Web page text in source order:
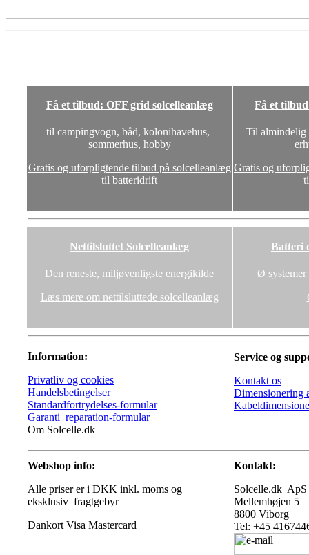
Få et tilbud: OFF grid solcelleanlæg
til campingvogn, båd, kolonihavehus,
sommerhus, hobby
Gratis og uforpligtende tilbud på solcelleanlæg
til batteridrift
Få et
Til almindelig
Gratis og
Nettilsluttet Solcelleanlæg
Den reneste, miljøvenligste energikilde
Læs mere om nettilsluttede solcelleanlæg
Batteri
Ø
Information:
Privatliv og cookies
Handelsbetingelser
Standardfortrydelses-formular
Garanti_reparation-formular
Om Solcelle.dk
Service og
Kontakt os
Dimensionering
Webshop info:
Alle priser er i DKK inkl. moms og
eksklusiv fragtgebyr
Kontakt:
Solcelle.dk ApS
Mellemhøjen 5
8800 Viborg
Tel: +45